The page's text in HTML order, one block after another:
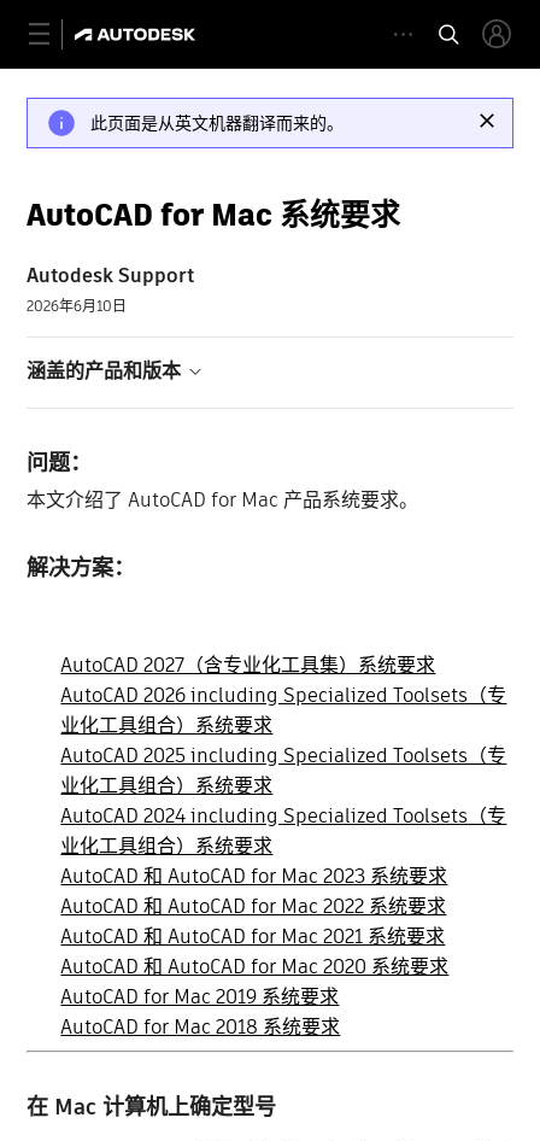
此页面是从英文机器翻译而来的。
AutoCAD for Mac 系统要求
Autodesk Support
2026年6月10日
涵盖的产品和版本
问题：
本文介绍了 AutoCAD for Mac 产品系统要求。
解决方案：
AutoCAD 2027（含专业化工具集）系统要求
AutoCAD 2026 including Specialized Toolsets（专
业化工具组合）系统要求
AutoCAD 2025 including Specialized Toolsets（专
业化工具组合）系统要求
AutoCAD 2024 including Specialized Toolsets（专
业化工具组合）系统要求
AutoCAD 和 AutoCAD for Mac 2023 系统要求
AutoCAD 和 AutoCAD for Mac 2022 系统要求
AutoCAD 和 AutoCAD for Mac 2021 系统要求
AutoCAD 和 AutoCAD for Mac 2020 系统要求
AutoCAD for Mac 2019 系统要求
AutoCAD for Mac 2018 系统要求
在 Mac 计算机上确定型号